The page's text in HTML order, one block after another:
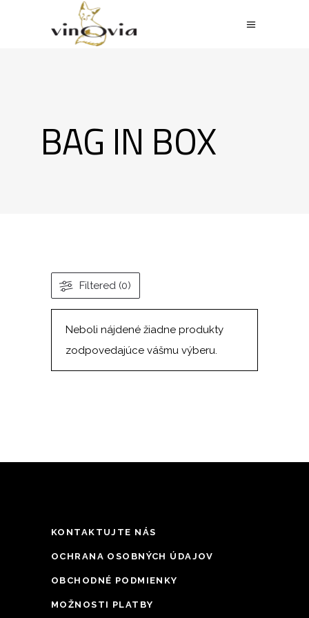
BAG IN BOX
Filtered (0)
Neboli nájdené žiadne produkty
zodpovedajúce vášmu výberu.
KONTAKTUJTE NÁS
OCHRANA OSOBNÝCH ÚDAJOV
OBCHODNÉ PODMIENKY
MOŽNOSTI PLATBY